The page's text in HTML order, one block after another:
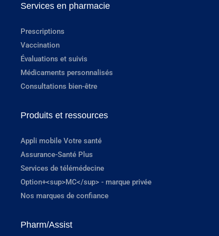
Services en pharmacie
Prescriptions
Vaccination
Évaluations et suivis
Médicaments personnalisés
Consultations bien-être
Produits et ressources
Appli mobile Votre santé
Assurance-Santé Plus
Services de télémédecine
Option+<sup>MC</sup> - marque privée
Nos marques de confiance
Pharm/Assist